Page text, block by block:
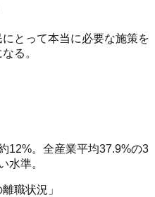
とって本当に必要な施策を
る。
12%。全産業平均37.9%の3
水準。
職状況」